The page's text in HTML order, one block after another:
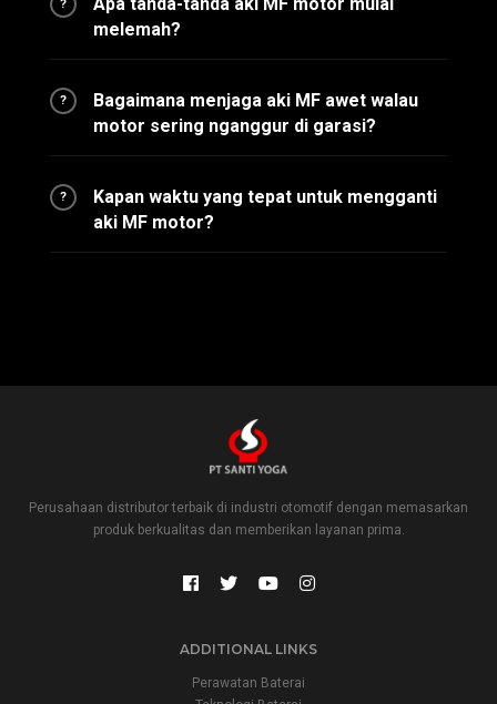
?
melemah?
?
Bagaimana menjaga aki MF awet walau
motor sering nganggur di garasi?
?
Kapan waktu yang tepat untuk mengganti
aki MF motor?
Perusahaan distributor terbaik di industri otomotif dengan memasarkan
produk berkualitas dan memberikan layanan prima.
ADDITIONAL LINKS
Perawatan Baterai